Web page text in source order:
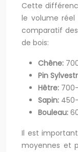
Cette
le volume
comparatif
de bois:
Chêne:
Pin
Hêtre:
Sapin:
Bouleau:
Il est
moyennes et